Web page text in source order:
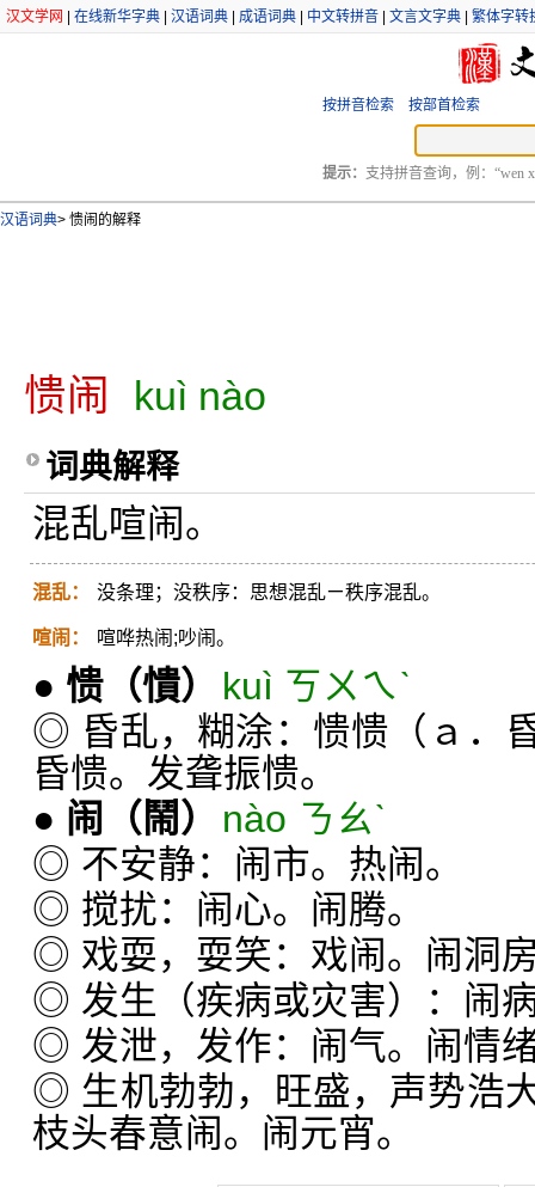
汉文学网 在线新华字典 汉语词典 成语词典 中文转拼音 文言文字典 繁体字转
按拼音检索 按部首检索
提示： 支持拼音查询，例：“wen
汉语词典> 愦闹的解释
愦闹 kuì nào
词典解释
混乱喧闹。
混乱： 没条理；没秩序：思想混乱ㄧ秩序混乱。
喧闹： 喧哗热闹;吵闹。
● 愦 （憒）
kuì ㄎㄨㄟˋ
◎ 昏乱，糊涂：愦愦（ａ．
昏愦。发聋振愦。
● 闹 （鬧）
nào ㄋㄠˋ
◎ 不安静：闹市。热闹。
◎ 搅扰：闹心。闹腾。
◎ 戏耍，耍笑：戏闹。闹洞
◎ 发生（疾病或灾害）：闹
◎ 发泄，发作：闹气。闹情
◎ 生机勃勃，旺盛，声势浩
枝头春意闹。闹元宵。